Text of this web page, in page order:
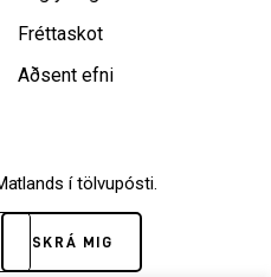
Fréttaskot
Aðsent efni
í tölvupósti.
SKRÁ MIG